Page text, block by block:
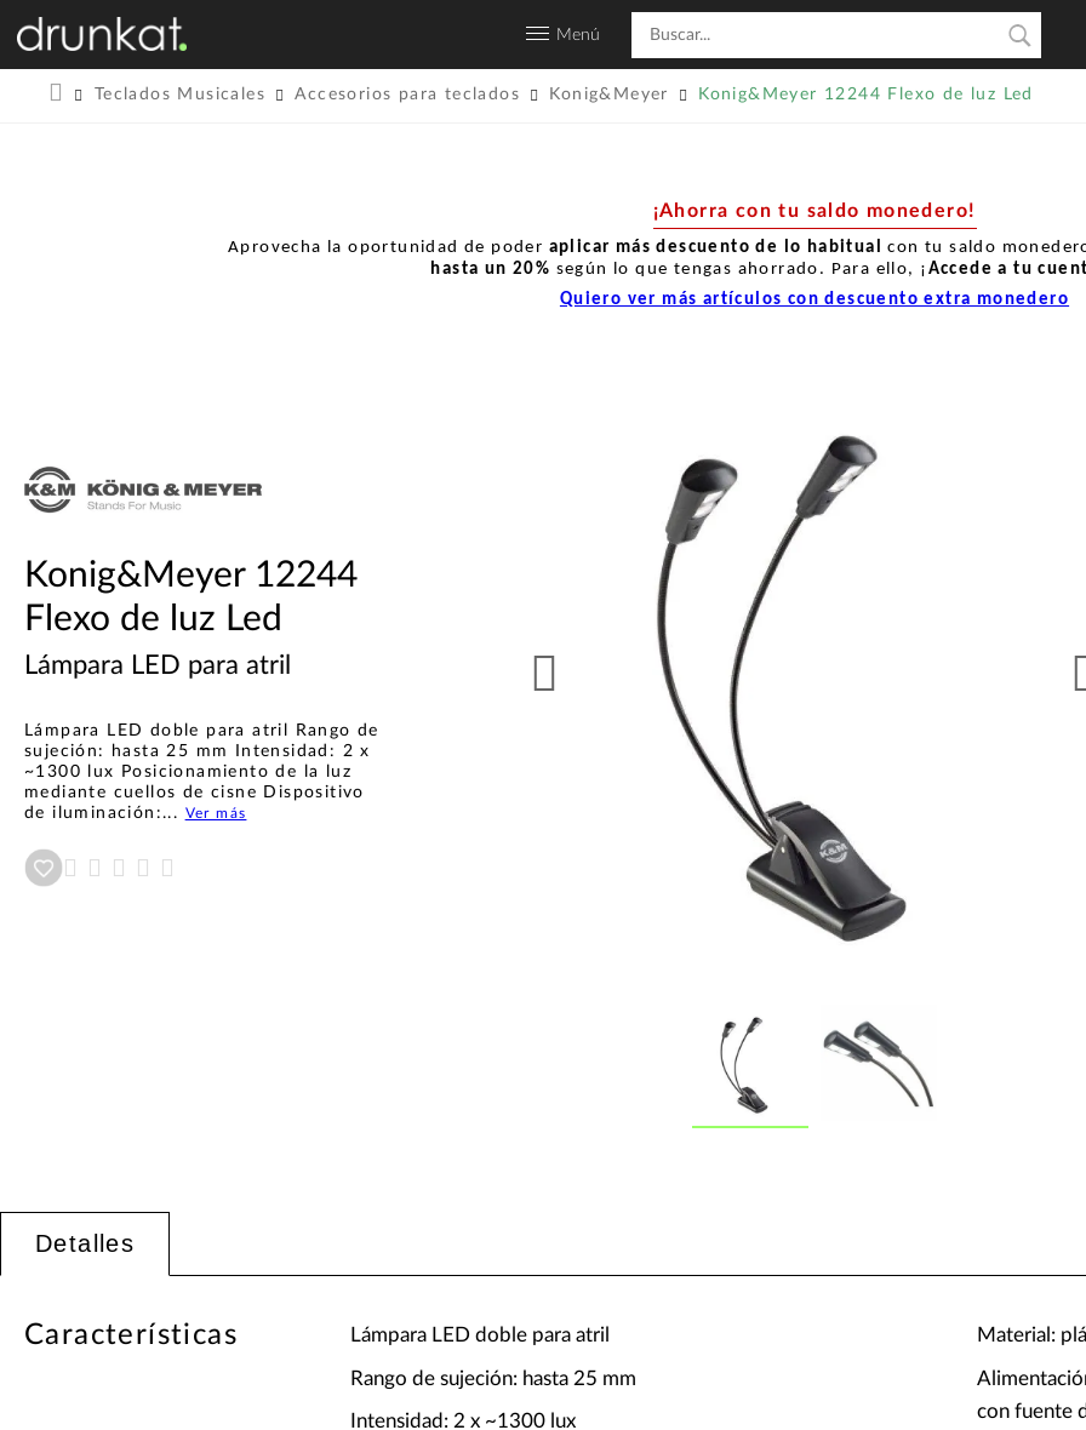
Menú
Teclados Musicales Accesorios para teclados Konig&Meyer Konig&Meyer 12244 Flexo de luz Led
¡Ahorra con tu saldo monedero!
Aprovecha la oportunidad de poder aplicar más descuento de lo habitual con tu saldo
hasta un 20% según lo que tengas ahorrado. Para ello, ¡ Accede a tu
Quiero ver más artículos con descuento extra monedero
Konig&Meyer 12244
Flexo de luz Led
Lámpara LED para atril
Lámpara LED doble para atril Rango de
sujeción: hasta 25 mm Intensidad: 2 x
~1300 lux Posicionamiento de la luz
mediante cuellos de cisne Dispositivo
de iluminación:... Ver más
Detalles
Características Lámpara LED doble para atril
Rango de sujeción: hasta 25 mm
Intensidad: 2 x ~1300 lux
Material:
con fuente